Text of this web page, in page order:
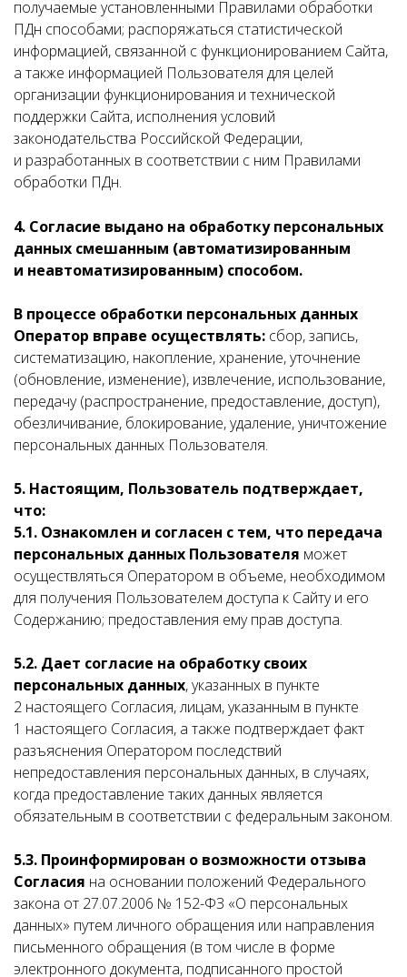
получаемые установленными Правилами обработки
ПДн способами; распоряжаться статистической
информацией, связанной с функционированием Сайта,
а также информацией Пользователя для целей
организации функционирования и технической
поддержки Сайта, исполнения условий
законодательства Российской Федерации,
и разработанных в соответствии с ним Правилами
обработки ПДн.
4. Согласие выдано на обработку персональных
данных смешанным (автоматизированным
и неавтоматизированным) способом.
В процессе обработки персональных данных
Оператор вправе осуществлять: сбор, запись,
систематизацию, накопление, хранение, уточнение
(обновление, изменение), извлечение, использование,
передачу (распространение, предоставление, доступ),
обезличивание, блокирование, удаление, уничтожение
персональных данных Пользователя.
5. Настоящим, Пользователь подтверждает,
что:
5.1. Ознакомлен и согласен с тем, что передача
персональных данных Пользователя может
осуществляться Оператором в объеме, необходимом
для получения Пользователем доступа к Сайту и его
Содержанию; предоставления ему прав доступа.
5.2. Дает согласие на обработку своих
персональных данных, указанных в пункте
2 настоящего Согласия, лицам, указанным в пункте
1 настоящего Согласия, а также подтверждает факт
разъяснения Оператором последствий
непредоставления персональных данных, в случаях,
когда предоставление таких данных является
обязательным в соответствии с федеральным законом.
5.3. Проинформирован о возможности отзыва
Согласия на основании положений Федерального
закона от 27.07.2006 № 152-ФЗ «О персональных
данных» путем личного обращения или направления
письменного обращения (в том числе в форме
электронного документа, подписанного простой